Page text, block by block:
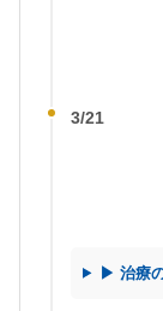
3/21
▶ 治療